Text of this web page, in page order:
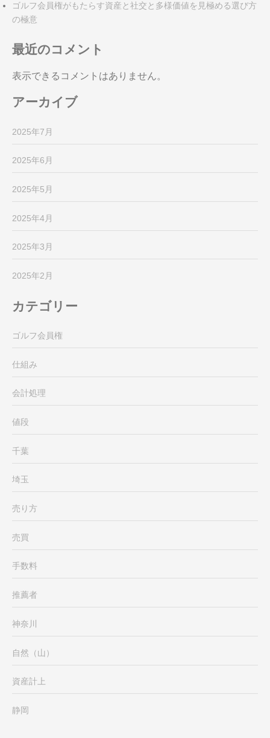
ゴルフ会員権がもたらす資産と社交と多様価値を見極める選び方
の極意
最近のコメント
表示できるコメントはありません。
アーカイブ
2025年7月
2025年6月
2025年5月
2025年4月
2025年3月
2025年2月
カテゴリー
ゴルフ会員権
仕組み
会計処理
値段
千葉
埼玉
売り方
売買
手数料
推薦者
神奈川
自然（山）
資産計上
静岡